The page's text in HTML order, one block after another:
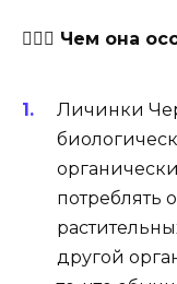
🦸🏿‍♀️ Чем она
Личинки
потреблять
другой